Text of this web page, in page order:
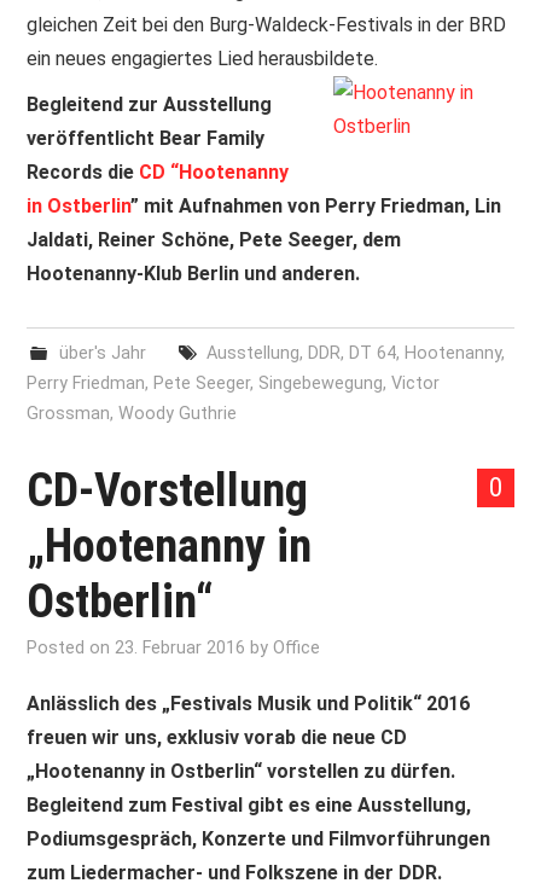
gleichen Zeit bei den Burg-Waldeck-Festivals in der BRD
ein neues engagiertes Lied herausbildete.
Begleitend zur Ausstellung
veröffentlicht Bear Family
Records die CD “Hootenanny
in Ostberlin” mit Aufnahmen von Perry Friedman, Lin
Jaldati, Reiner Schöne, Pete Seeger, dem
Hootenanny-Klub Berlin und anderen.
über's Jahr Ausstellung, DDR, DT 64, Hootenanny,
Perry Friedman, Pete Seeger, Singebewegung,Victor
Grossman,Woody Guthrie
0
CD-Vorstellung
„Hootenanny in
Ostberlin“
Posted on23. Februar 2016 byOffice
Anlässlich des „Festivals Musik und Politik“ 2016
freuen wir uns, exklusiv vorab die neue CD
„Hootenanny in Ostberlin“ vorstellen zu dürfen.
Begleitend zum Festival gibt es eine Ausstellung,
Podiumsgespräch, Konzerte und Filmvorführungen
zum Liedermacher- und Folkszene in der DDR.